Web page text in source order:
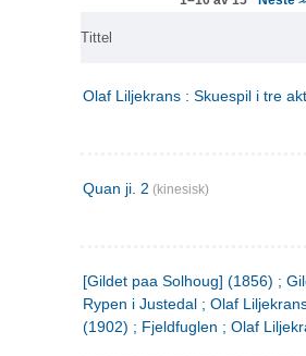
Tittel
Olaf Liljekrans : Skuespil i tre
Quan ji. 2 (kinesisk)
[Gildet paa Solhoug] (1856) ;
Rypen i Justedal ; Olaf
(1902) ; Fjeldfuglen ; Olaf